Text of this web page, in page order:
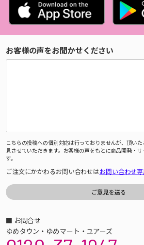
お客様の声をお聞かせください
こちらの投稿への個別対応は行っておりませんが、頂い
見させていただきます。お客様の声をもとに商品開発・サ
す。
ご注文にかかわるお問い合わせはお問い合わせ
■ お問合せ
ゆめタウン・ゆめマート・ユアーズ